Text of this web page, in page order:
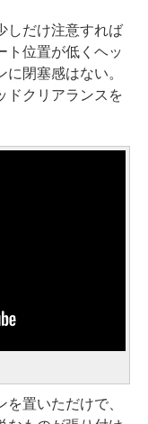
しだけ注意すれば
ト位置が低くヘッ
閉塞感はない。
ドクリアランスを
置いただけで、